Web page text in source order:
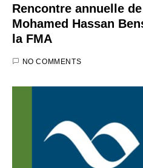
Rencontre annuelle
Mohamed Hassan
la FMA
NO COMMENTS